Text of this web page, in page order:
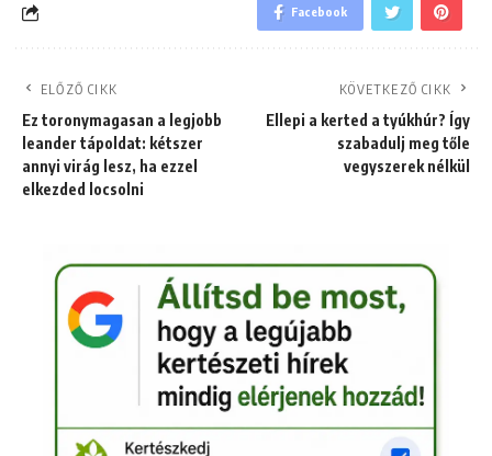
Facebook
ELŐZŐ CIKK
Ez toronymagasan a legjobb
leander tápoldat: kétszer
annyi virág lesz, ha ezzel
elkezded locsolni
KÖVETKEZŐ CIKK
Ellepi a kerted a tyúkhúr? Így
szabadulj meg tőle
vegyszerek nélkül